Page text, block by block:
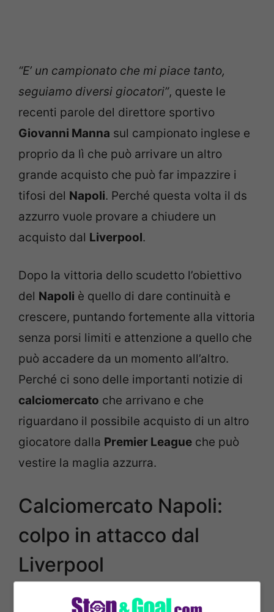
“E’ un campionato che mi piace tanto,
seguiamo diversi giocatori”, queste le
recenti parole del direttore sportivo
Giovanni Manna sul campionato inglese e
proprio da lì che può arrivare un altro
grande acquisto che può far impazzire i
tifosi del Napoli. Perché questa volta il ds
azzurro vuole provare a chiudere un
acquisto dal Liverpool.
Dopo la vittoria dello scudetto l’obiettivo
del Napoli è quello di dare continuità e
crescere, puntando fortemente alla vittoria
senza porsi limiti e attenzione a quello che
può accadere da un momento all’altro.
Perché ci sono delle importanti notizie di
calciomercato che arrivano e che
riguardano il possibile acquisto di un altro
giocatore dalla Premier League che può
vestire la maglia azzurra.
Calciomercato Napoli:
colpo in attacco dal
Liverpool